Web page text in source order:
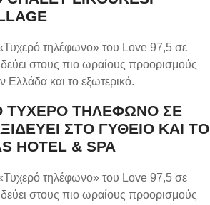
τηλέφωνο» του Love 97,5 σε
στους πιο ωραίους προορισμούς
Ελλάδα και το εξωτερικό.
ΤΥΧΕΡΟ ΤΗΛΕΦΩΝΟ ΣΕ
ΣΤΟ ΓΥΘΕΙΟ ΚΑΙ ΤΟ
HOTEL & SPA
τηλέφωνο» του Love 97,5 σε
στους πιο ωραίους προορισμούς